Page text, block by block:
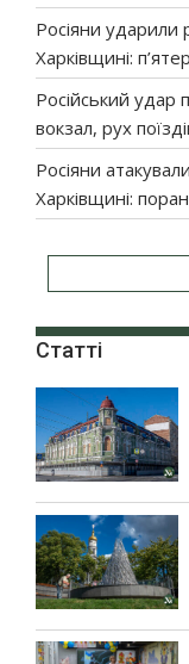
Росіяни ударили
Харківщині:
Російський удар
вокзал, рух
Росіяни
Харківщині:
Статті